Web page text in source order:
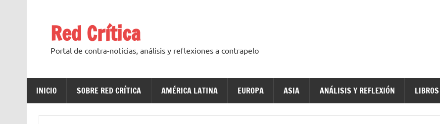
Red Crítica
Portal de contra-noticias, análisis y reflexiones a contrapelo
INICIO SOBRE RED CRÍTICA AMÉRICA LATINA EUROPA ASIA ANÁLISIS Y REFLEXIÓN LIBROS